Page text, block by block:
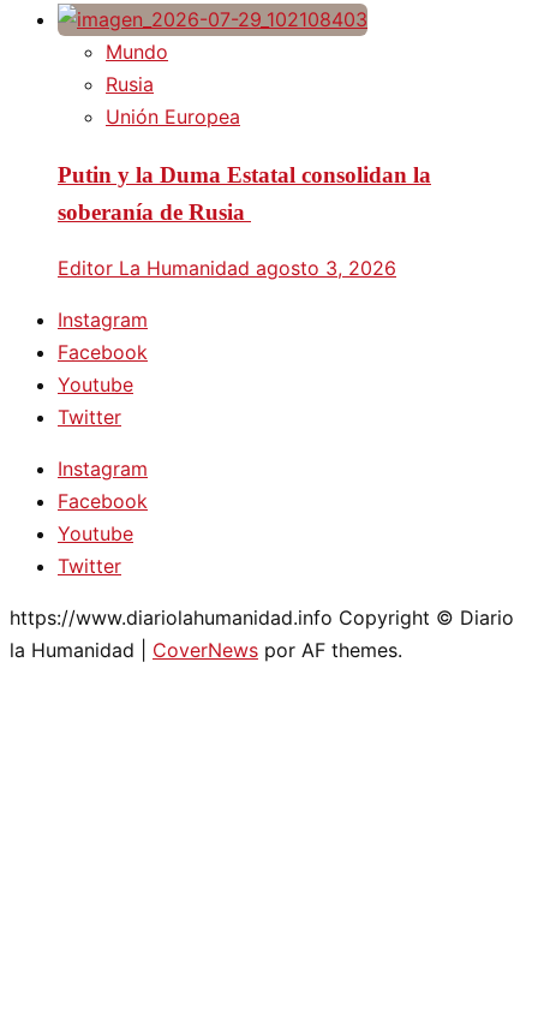
Mundo
Rusia
Unión Europea
Putin y la Duma Estatal consolidan la
soberanía de Rusia
Editor La Humanidad agosto 3, 2026
Instagram
Facebook
Youtube
Twitter
Instagram
Facebook
Youtube
Twitter
https://www.diariolahumanidad.info Copyright © Diario
la Humanidad
CoverNews por AF themes.